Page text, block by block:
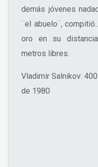
demás jóvenes
¨el abuelo¨,
oro en su
metros libres.
Vladimir Salnikov:
de 1980